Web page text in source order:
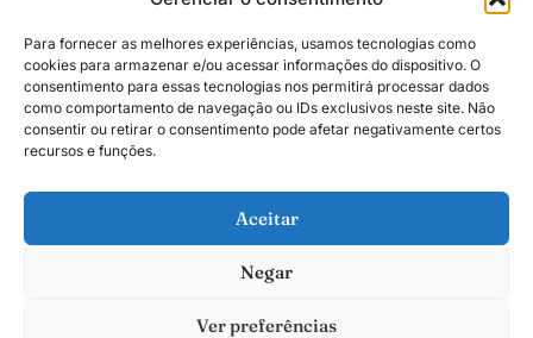
Para fornecer as melhores experiências, usamos tecnologias como
cookies para armazenar e/ou acessar informações do dispositivo. O
consentimento para essas tecnologias nos permitirá processar dados
como comportamento de navegação ou IDs exclusivos neste site. Não
consentir ou retirar o consentimento pode afetar negativamente certos
recursos e funções.
Aceitar
Negar
Ver preferências
Política de Privacidade
Todos os direitos estão reservados. O conteúdo publicado em blogs, colunas